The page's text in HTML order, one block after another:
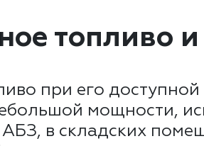
топливо
при его
мощности,
в складских